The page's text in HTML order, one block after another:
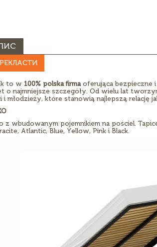
to w 100% polska firma oferująca bezpieczne
o najmniejsze szczegóły. Od wielu lat
i młodzieży, które stanowią najlepszą relację
z wbudowanym pojemnikiem na pościel.
Atlantic, Blue, Yellow, Pink i Black.